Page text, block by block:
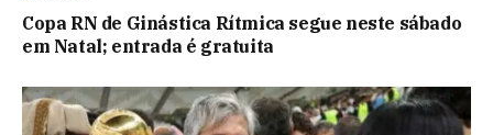
Copa RN de Ginástica Rítmica segue neste sábado
em Natal; entrada é gratuita